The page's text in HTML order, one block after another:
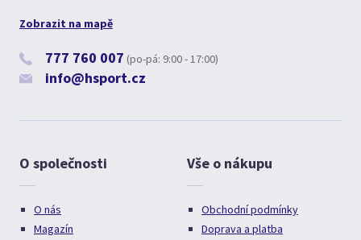
Zobrazit na mapě
777 760 007 (po-pá: 9:00 - 17:00)
info@hsport.cz
O společnosti
O nás
Magazín
Vše o nákupu
Obchodní podmínky
Doprava a platba